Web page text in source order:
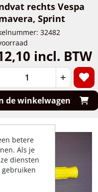
rechts Vespa
Sprint
32482
incl. BTW
+
de winkelwagen
betere
Als je
diensten
gebruiken